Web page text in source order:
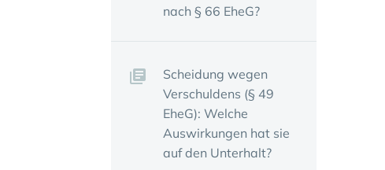
nach § 66 EheG?
Schei­dung wegen
Verschul­dens (§ 49
EheG): Welche
Auswir­kungen hat sie
auf den Unter­halt?